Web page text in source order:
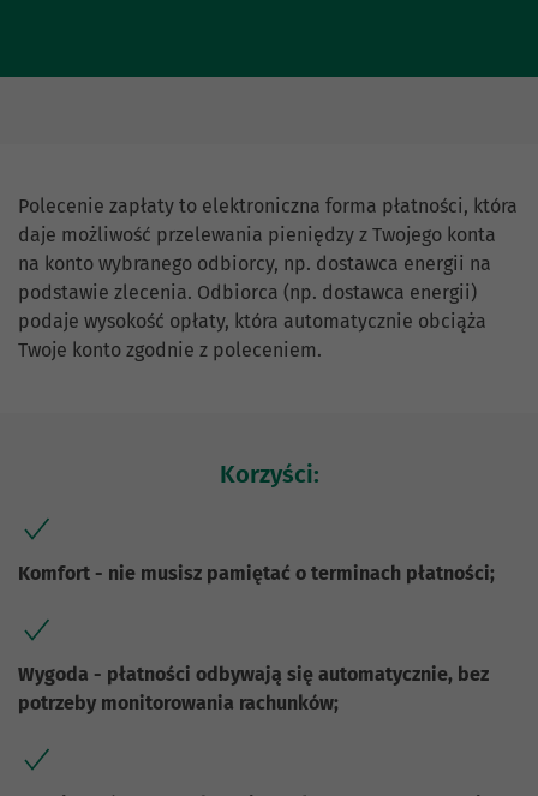
Polecenie zapłaty to elektroniczna forma płatności, która
daje możliwość przelewania pieniędzy z Twojego konta
na konto wybranego odbiorcy, np. dostawca energii na
podstawie zlecenia. Odbiorca (np. dostawca energii)
podaje wysokość opłaty, która automatycznie obciąża
Twoje konto zgodnie z poleceniem.
Korzyści:
Komfort - nie musisz pamiętać o terminach płatności;
Wygoda - płatności odbywają się automatycznie, bez
potrzeby monitorowania rachunków;